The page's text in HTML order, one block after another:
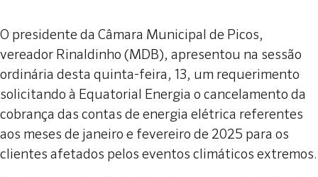
O presidente da Câmara Municipal de Picos,
vereador Rinaldinho (MDB), apresentou na sessão
ordinária desta quinta-feira, 13, um requerimento
solicitando à Equatorial Energia o cancelamento da
cobrança das contas de energia elétrica referentes
aos meses de janeiro e fevereiro de 2025 para os
clientes afetados pelos eventos climáticos extremos.